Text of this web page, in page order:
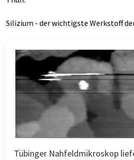
Silizium - der wichtigste Werkstoff
Tübinger Nahfeldmikroskop